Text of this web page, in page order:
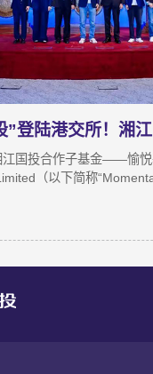
保理转型取得阶段性突破
持工作也正加速铺开，为
江国投合作子基金——愉悦
（以下简称
本次上市募集资金将主要
，核心团队源自微软亚洲
出并量产首发R7世界模型
、推演真实世界演变”，
物流等全场景落地。截至
的量产车辆规模已突破100
全球前十车企中九家建立